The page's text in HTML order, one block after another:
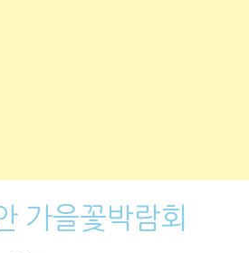
가을꽃박람회